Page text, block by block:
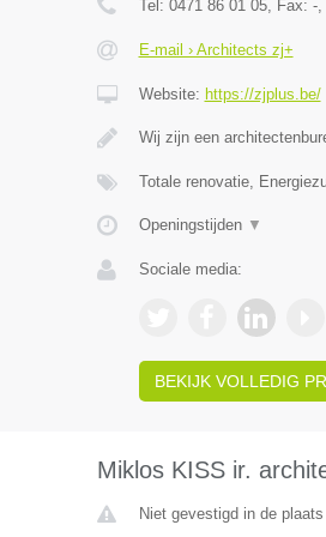
Tel: 0471 86 01 05, Fax: -,
E-mail › Architects zj+
Website: https://zjplus.be/|
Wij zijn een
Totale renovatie,
Openingstijden ▼
Sociale media:
BEKIJK VOLLEDIG
Miklos KISS ir.
Niet gevestigd in de